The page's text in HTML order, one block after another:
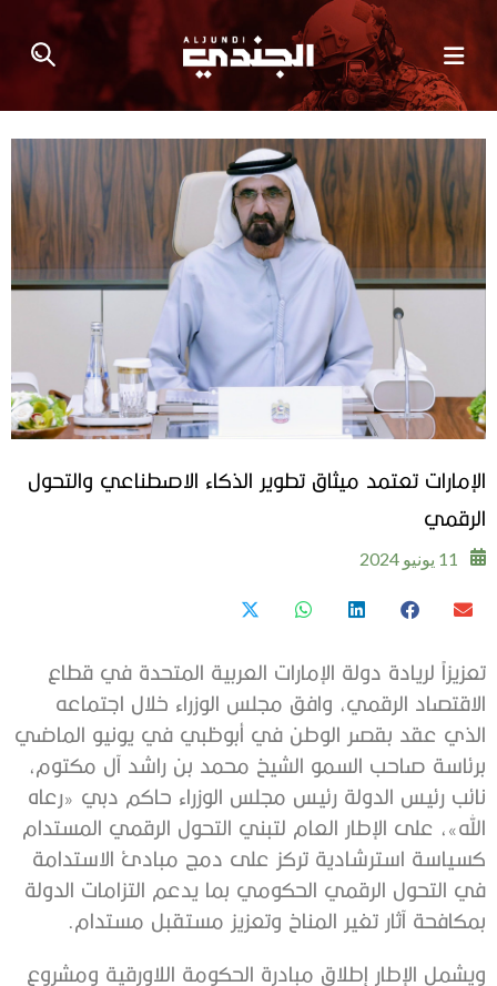
الإمارات تعتمد ميثاق تطوير الذكاء الاصطناعي والتحول
الرقمي
11 يونيو 2024
تعزيزاً لريادة دولة الإمارات العربية المتحدة في قطاع
الاقتصاد الرقمي، وافق مجلس الوزراء خلال اجتماعه
الذي عقد بقصر الوطن في أبوظبي في يونيو الماضي
برئاسة صاحب السمو الشيخ محمد بن راشد آل مكتوم،
نائب رئيس الدولة رئيس مجلس الوزراء حاكم دبي «رعاه
الله»، على الإطار العام لتبني التحول الرقمي المستدام
كسياسة استرشادية تركز على دمج مبادئ الاستدامة
في التحول الرقمي الحكومي بما يدعم التزامات الدولة
بمكافحة آثار تغير المناخ وتعزيز مستقبل مستدام.
ويشمل الإطار إطلاق مبادرة الحكومة اللاورقية ومشروع